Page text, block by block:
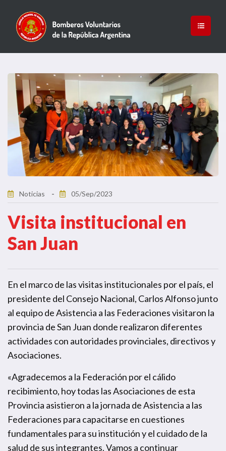
Noticias 05/Sep/2023
Visita institucional en
San Juan
En el marco de las visitas institucionales por el país, el
presidente del Consejo Nacional, Carlos Alfonso junto
al equipo de Asistencia a las Federaciones visitaron la
provincia de San Juan donde realizaron diferentes
actividades con autoridades provinciales, directivos y
Asociaciones.
«Agradecemos a la Federación por el cálido
recibimiento, hoy todas las Asociaciones de esta
Provincia asistieron a la jornada de Asistencia a las
Federaciones para capacitarse en cuestiones
fundamentales para su institución y el cuidado de la
salud de sus integrantes. Vamos a continuar